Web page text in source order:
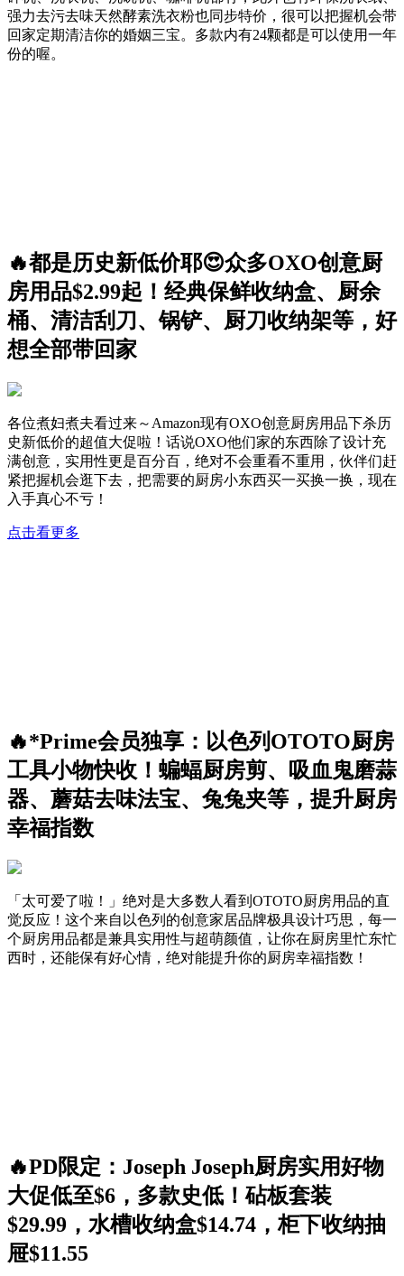
强力去污去味天然酵素洗衣粉也同步特价，很可以把握机会带
回家定期清洁你的婚姻三宝。多款内有24颗都是可以使用一年
份的喔。
🔥都是历史新低价耶😍众多OXO创意厨
房用品$2.99起！经典保鲜收纳盒、厨余
桶、清洁刮刀、锅铲、厨刀收纳架等，好
想全部带回家
各位煮妇煮夫看过来～Amazon现有OXO创意厨房用品下杀历
史新低价的超值大促啦！话说OXO他们家的东西除了设计充
满创意，实用性更是百分百，绝对不会重看不重用，伙伴们赶
紧把握机会逛下去，把需要的厨房小东西买一买换一换，现在
入手真心不亏！
点击看更多
🔥*Prime会员独享：以色列OTOTO厨房
工具小物快收！蝙蝠厨房剪、吸血鬼磨蒜
器、蘑菇去味法宝、兔兔夹等，提升厨房
幸福指数
「太可爱了啦！」绝对是大多数人看到OTOTO厨房用品的直
觉反应！这个来自以色列的创意家居品牌极具设计巧思，每一
个厨房用品都是兼具实用性与超萌颜值，让你在厨房里忙东忙
西时，还能保有好心情，绝对能提升你的厨房幸福指数！
🔥PD限定：Joseph Joseph厨房实用好物
大促低至$6，多款史低！砧板套装
$29.99，水槽收纳盒$14.74，柜下收纳抽
屉$11.55